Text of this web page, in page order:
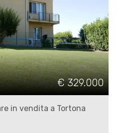
€ 329.000
in vendita a Tortona